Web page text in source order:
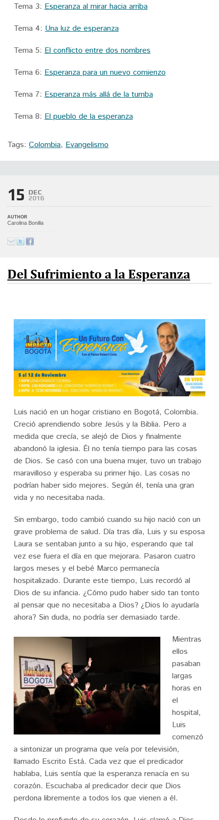
Tema 3:Esperanza al mirar hacia arriba
Tema 4:Una luz de esperanza
Tema 5:El conflicto entre dos nombres
Tema 6:Esperanza para un nuevo comienzo
Tema 7:Esperanza más allá de la tumba
Tema 8:El pueblo de la esperanza
Tags: Colombia, Evangelismo
15 DEC
2016
AUTHOR
Carolina Bonilla
Del Sufrimiento a la Esperanza
Luis nació en un hogar cristiano en Bogotá, Colombia.
Creció aprendiendo sobre Jesús y la Biblia. Pero a
medida que crecía, se alejó de Dios y finalmente
abandonó la iglesia. Él no tenía tiempo para las cosas
de Dios. Se casó con una buena mujer, tuvo un trabajo
maravilloso y esperaba su primer hijo. Las cosas no
podrían haber sido mejores. Según él, tenía una gran
vida y no necesitaba nada.
Sin embargo, todo cambió cuando su hijo nació con un
grave problema de salud. Día tras día, Luis y su esposa
Laura se sentaban junto a su hijo, esperando que tal
vez ese fuera el día en que mejorara. Pasaron cuatro
largos meses y el bebé Marco permanecía
hospitalizado. Durante este tiempo, Luis recordó al
Dios de su infancia. ¿Cómo pudo haber sido tan tonto
al pensar que no necesitaba a Dios? ¿Dios lo ayudaría
ahora? Sin duda, no podría ser demasiado tarde.
Mientras
ellos
pasaban
largas
horas en
el
hospital,
Luis
comenzó
a sintonizar un programa que veía por televisión,
llamado Escrito Está. Cada vez que el predicador
hablaba, Luis sentía que la esperanza renacía en su
corazón. Escuchaba al predicador decir que Dios
perdona libremente a todos los que vienen a él.